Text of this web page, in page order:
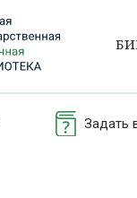
Задать